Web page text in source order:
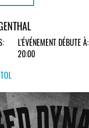
L'ÉVÉNEMENT DÉBUTE À:
20:00